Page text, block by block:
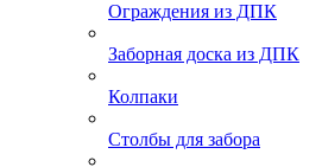
Ограждения из ДПК
Заборная доска из ДПК
Колпаки
Столбы для забора